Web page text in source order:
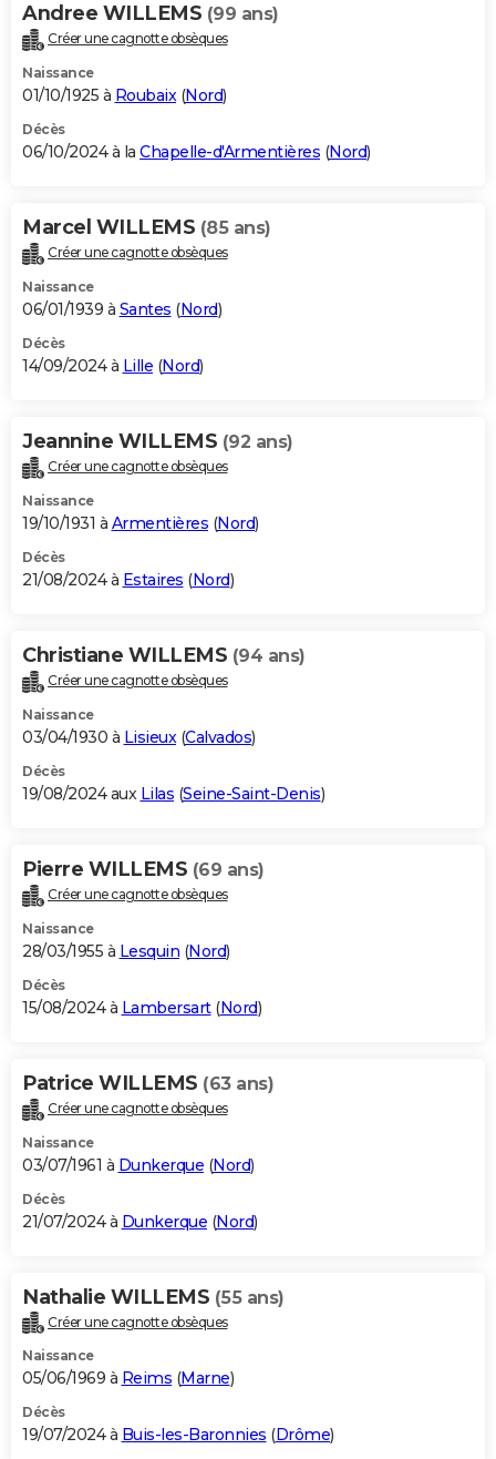
Andree WILLEMS (99 ans)
Créer une cagnotte obsèques
Naissance
01/10/1925 à Roubaix(Nord)
Décès
06/10/2024 à la Chapelle-d'Armentières (Nord)
Marcel WILLEMS (85 ans)
Créer une cagnotte obsèques
Naissance
06/01/1939 à Santes (Nord)
Décès
14/09/2024 à Lille (Nord)
Jeannine WILLEMS (92 ans)
Créer une cagnotte obsèques
Naissance
19/10/1931 à Armentières (Nord)
Décès
21/08/2024 à Estaires (Nord)
Christiane WILLEMS (94 ans)
Créer une cagnotte obsèques
Naissance
03/04/1930 à Lisieux(Calvados)
Décès
19/08/2024 aux Lilas (Seine-Saint-Denis)
Pierre WILLEMS (69 ans)
Créer une cagnotte obsèques
Naissance
28/03/1955 à Lesquin (Nord)
Décès
15/08/2024 à Lambersart(Nord)
Patrice WILLEMS (63 ans)
Créer une cagnotte obsèques
Naissance
03/07/1961 à Dunkerque (Nord)
Décès
21/07/2024 à Dunkerque (Nord)
Nathalie WILLEMS (55 ans)
Créer une cagnotte obsèques
Naissance
05/06/1969 à Reims (Marne)
Décès
19/07/2024 à Buis-les-Baronnies (Drôme)